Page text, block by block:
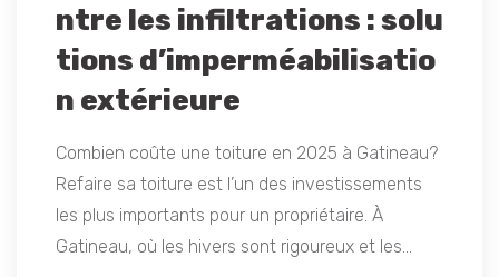
ntre les infiltrations : solu
tions d’imperméabilisatio
n extérieure
Combien coûte une toiture en 2025 à Gatineau?
Refaire sa toiture est l’un des investissements
les plus importants pour un propriétaire. À
Gatineau, où les hivers sont rigoureux et les…